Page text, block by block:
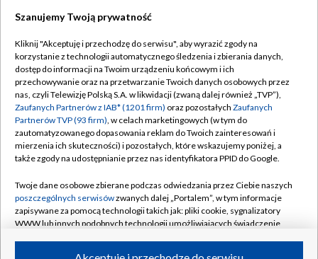
TVP
Abonament TVP
Emisja w TVP
Centrum informacji TVP
Naziemna Telewizja Cyfrowa
Rada Programowa
System NOS
Informacje o nadawcy
Regulamin TVP
Polityka prywatności
Moje zgody
Pomoc
Kontakt
Kanały
Szanujemy Twoją prywatność
Kliknij "Akceptuję i przechodzę do serwisu", aby wyrazić zgody na
korzystanie z technologii automatycznego śledzenia i zbierania danych,
dostęp do informacji na Twoim urządzeniu końcowym i ich
przechowywanie oraz na przetwarzanie Twoich danych osobowych przez
nas, czyli Telewizję Polską S.A. w likwidacji (zwaną dalej również „TVP”),
Zaufanych Partnerów z IAB* (1201 firm) oraz pozostałych Zaufanych
Partnerów TVP (93 firm), w celach marketingowych (w tym do
zautomatyzowanego dopasowania reklam do Twoich zainteresowań i
mierzenia ich skuteczności) i pozostałych, które wskazujemy poniżej, a
także zgody na udostępnianie przez nas identyfikatora PPID do Google.
Twoje dane osobowe zbierane podczas odwiedzania przez Ciebie naszych
poszczególnych serwisówzwanych dalej „Portalem”, w tym informacje
zapisywane za pomocą technologii takich jak: pliki cookie, sygnalizatory
WWW lub innych podobnych technologii umożliwiających świadczenie